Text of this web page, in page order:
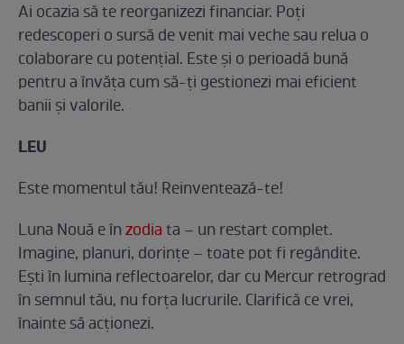
Ai ocazia să te reorganizezi financiar. Poți
redescoperi o sursă de venit mai veche sau relua o
colaborare cu potențial. Este și o perioadă bună
pentru a învăța cum să-ți gestionezi mai eficient
banii și valorile.
LEU
Este momentul tău! Reinventează-te!
Luna Nouă e înzodiata – un restart complet.
Imagine, planuri, dorințe – toate pot fi regândite.
Ești în lumina reflectoarelor, dar cu Mercur retrograd
în semnul tău, nu forța lucrurile. Clarifică ce vrei,
înainte să acționezi.